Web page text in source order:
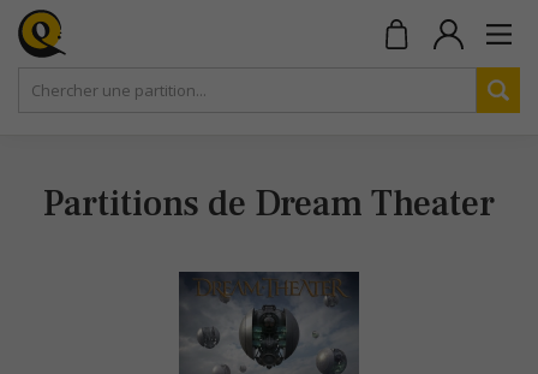
Partitions de Dream Theater